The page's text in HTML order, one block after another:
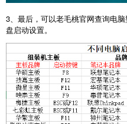
3、最后，可以老毛桃官网查询电
盘启动设置。